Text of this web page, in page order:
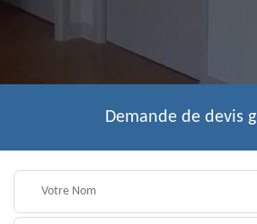
Demande de devis